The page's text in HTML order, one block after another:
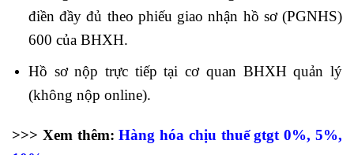
điền đầy đủ theo phiếu giao nhận hồ sơ (PGNHS)
600 của BHXH.
Hồ sơ nộp trực tiếp tại cơ quan BHXH quản lý
(không nộp online).
>>> Xem thêm:Hàng hóa chịu thuế gtgt 0%, 5%,